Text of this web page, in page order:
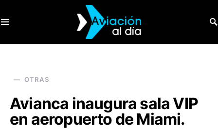
OTRAS
Avianca inaugura sala VIP
en aeropuerto de Miami.